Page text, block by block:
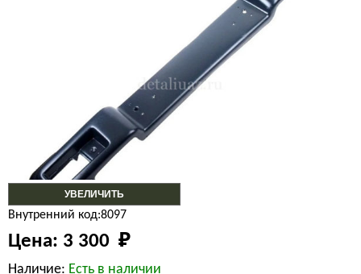
УВЕЛИЧИТЬ
Внутренний код:8097
Цена: 3 300 ₽
Наличие: Есть в наличии